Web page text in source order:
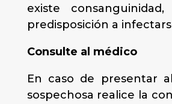
existe
predisposición a
Consulte al médico
En caso de presentar
sospechosa realice la